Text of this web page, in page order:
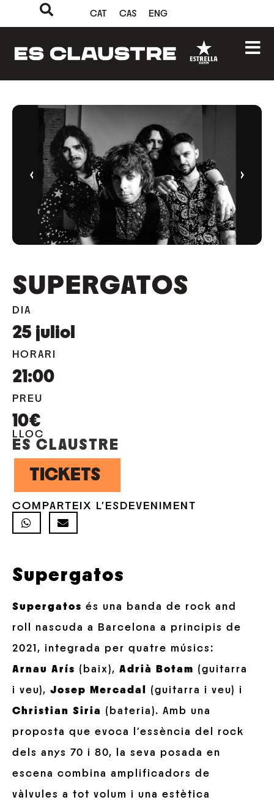
CAT CAS ENG
‹ ›
SUPERGATOS
DIA
25 juliol
HORARI
21:00
PREU
10€
LLOC
ES CLAUSTRE
TICKETS
COMPARTEIX L'ESDEVENIMENT
Supergatos
Supergatos és una banda de rock and
roll nascuda a Barcelona a principis de
2021, integrada per quatre músics:
Arnau Arís (baix), Adrià Botam (guitarra
i veu), Josep Mercadal
(guitarra i veu) i
Christian Siria (bateria). Amb una
proposta que evoca l’essència del rock
dels anys 70 i 80, la seva posada en
escena combina amplificadors de
vàlvules a tot volum i una estètica